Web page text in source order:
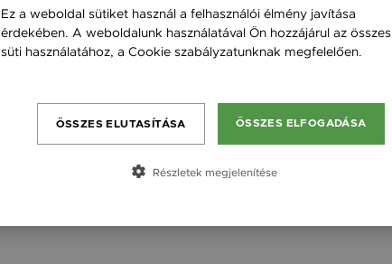
Österreich / AT
România / RO
Slovensko / SK
Ez a weboldal sütiket használ a felhasználói élmény javítása
érdekében. A weboldalunk használatával Ön hozzájárul az összes
süti használatához, a Cookie szabályzatunknak megfelelően.
ÖSSZES ELFOGADÁSA
ÖSSZES ELUTASÍTÁSA
Részletek megjelenítése